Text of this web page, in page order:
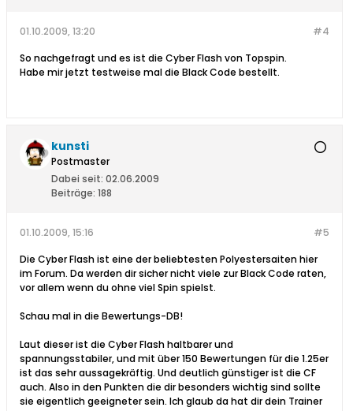
#4
01.10.2009, 13:20
So nachgefragt und es ist die Cyber Flash von Topspin.
Habe mir jetzt testweise mal die Black Code bestellt.
kunsti
Postmaster
Dabei seit: 02.06.2009
Beiträge: 188
#5
01.10.2009, 15:16
Die Cyber Flash ist eine der beliebtesten Polyestersaiten hier
im Forum. Da werden dir sicher nicht viele zur Black Code raten,
vor allem wenn du ohne viel Spin spielst.
Schau mal in die Bewertungs-DB!
Laut dieser ist die Cyber Flash haltbarer und
spannungsstabiler, und mit über 150 Bewertungen für die 1.25er
ist das sehr aussagekräftig. Und deutlich günstiger ist die CF
auch. Also in den Punkten die dir besonders wichtig sind sollte
sie eigentlich geeigneter sein. Ich glaub da hat dir dein Trainer